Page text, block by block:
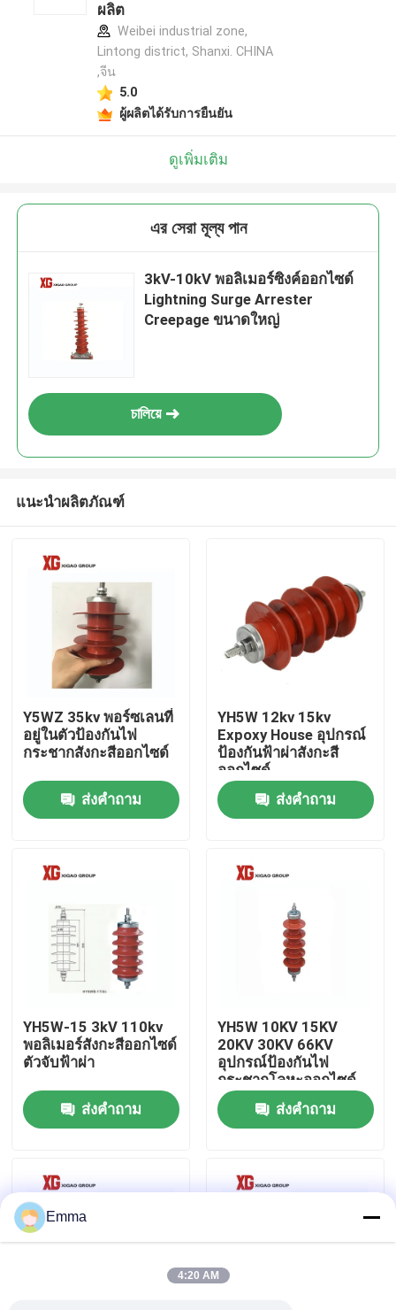
เกี่ยวกับเรา
ทัวร์โรงงาน
ควบคุมคุณภาพ
ขอใบเสนอราคา
สวิตช์แบ่งโหลดอากาศ
สวิตช์แบ่งโหลด SF6
ผลิต
Weibei industrial zone,
Lintong district, Shanxi. CHINA
,จีน
5.0
ผู้ผลิตได้รับการยืนยัน
ดูเพิ่มเติม
এর সেরা মূল্য পান
3kV-10kV พอลิเมอร์ซิงค์ออกไซด์
Lightning Surge Arrester
Creepage ขนาดใหญ่
চালিয়ে
แนะนำผลิตภัณฑ์
Y5WZ 35kv พอร์ซเลนที่
อยู่ในตัวป้องกันไฟ
กระชากสังกะสีออกไซด์
ส่งคำถาม
YH5W 12kv 15kv
Expoxy House อุปกรณ์
ป้องกันฟ้าผ่าสังกะสี
ออกไซด์
ส่งคำถาม
YH5W-15 3kV 110kv
พอลิเมอร์สังกะสีออกไซด์
ตัวจับฟ้าผ่า
ส่งคำถาม
YH5W 10KV 15KV
20KV 30KV 66KV
อุปกรณ์ป้องกันไฟ
กระชากโลหะออกไซด์
ส่งคำถาม
Emma
4:20 AM